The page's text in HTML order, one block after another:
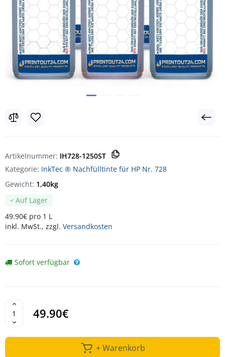
Artikelnummer: IH728-1250ST
Kategorie: InkTec ® Nachfülltinte für HP Nr. 728
Auf Lager
49.90€ pro 1 L
inkl. MwSt., zzgl. Versandkosten
Gewicht: 1,40kg
Sofort verfügbar
49.90€
+ Warenkorb